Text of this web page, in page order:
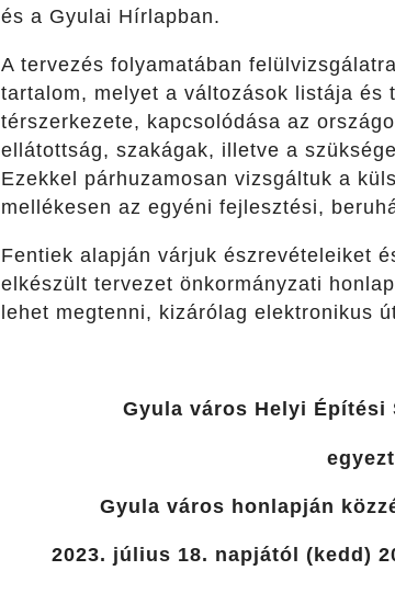
és a Gyulai Hírlapban.
A tervezés folyamatában
tartalom, melyet a változások listája és
térszerkezete, kapcsolódása az
ellátottság, szakágak, illetve a
Ezekkel párhuzamosan vizsgáltuk a
mellékesen az egyéni fejlesztési,
Fentiek alapján várjuk észrevételeiket
elkészült tervezet önkormányzati
lehet megtenni, kizárólag elektronikus
Gyula város Helyi Építési
Gyula város honlapján
2023. július 18. napjától (kedd)